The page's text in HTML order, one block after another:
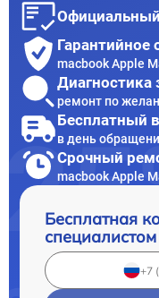
Гарантийное
macbook Apple
Диагностика
ремонт по
Бесплатный
в день
Срочный
macbook Apple
Бесплатная
специалистом